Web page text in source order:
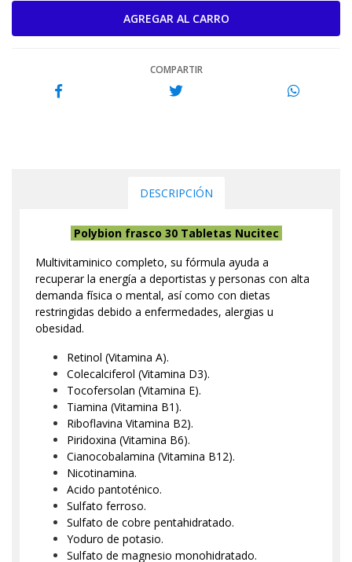
COMPARTIR
DESCRIPCIÓN
Polybion frasco 30 Tabletas Nucitec
Multivitaminico completo, su fórmula ayuda a
recuperar la energía a deportistas y personas con alta
demanda física o mental, así como con dietas
restringidas debido a enfermedades, alergias u
obesidad.
Retinol (Vitamina A).
Colecalciferol (Vitamina D3).
Tocofersolan (Vitamina E).
Tiamina (Vitamina B1).
Riboflavina Vitamina B2).
Piridoxina (Vitamina B6).
Cianocobalamina (Vitamina B12).
Nicotinamina.
Acido pantoténico.
Sulfato ferroso.
Sulfato de cobre pentahidratado.
Yoduro de potasio.
Sulfato de magnesio monohidratado.